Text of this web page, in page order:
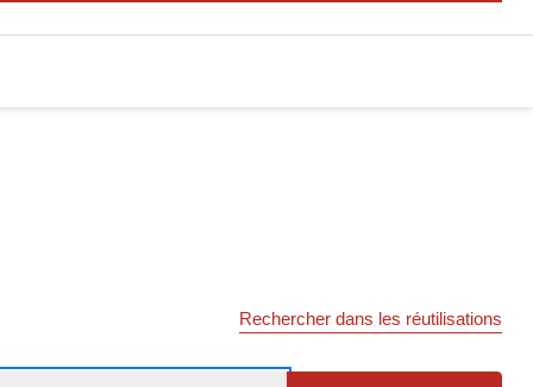
Rechercher dans les réutilisations